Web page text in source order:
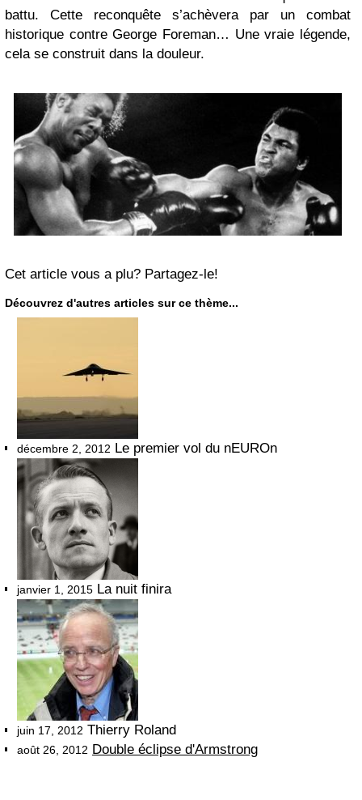
battu. Cette reconquête s’achèvera par un combat
historique contre George Foreman… Une vraie légende,
cela se construit dans la douleur.
Cet article vous a plu? Partagez-le!
Découvrez d'autres articles sur ce thème...
décembre 2, 2012 Le premier vol du nEUROn
janvier 1, 2015 La nuit finira
juin 17, 2012 Thierry Roland
août 26, 2012 Double éclipse d'Armstrong